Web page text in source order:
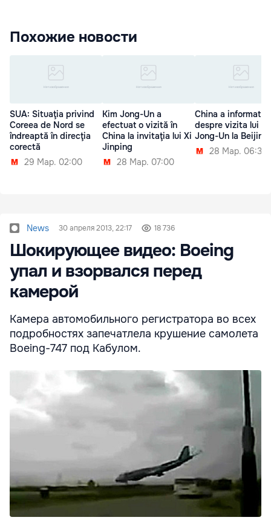
Похожие новости
SUA: Situaţia privind
Coreea de Nord se
îndreaptă în direcţia
corectă
29 Мар. 02:00
Kim Jong-Un a
efectuat o vizită în
China la invitaţia lui Xi
Jinping
28 Мар. 07:00
China a informat
despre vizita lui
Jong-Un la Beijing
28 Мар. 06:30
News 30 апреля 2013, 22:17 18 736
Шокирующее видео: Boeing
упал и взорвался перед
камерой
Камера автомобильного регистратора во всех
подробностях запечатлела крушение самолета
Boeing-747 под Кабулом.